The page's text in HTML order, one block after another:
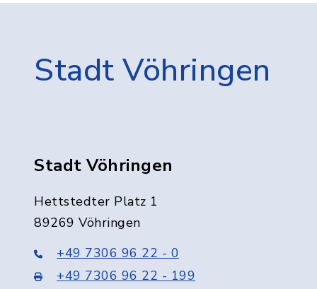
Stadt Vöhringen
Stadt Vöhringen
Hettstedter Platz 1
89269 Vöhringen
+49 7306 96 22 - 0
+49 7306 96 22 - 199